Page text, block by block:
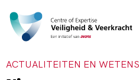
ACTUALITEITEN EN